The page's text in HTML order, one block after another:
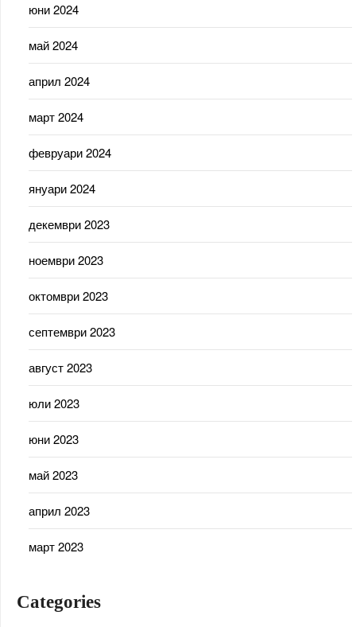
юни 2024
май 2024
април 2024
март 2024
февруари 2024
януари 2024
декември 2023
ноември 2023
октомври 2023
септември 2023
август 2023
юли 2023
юни 2023
май 2023
април 2023
март 2023
Categories